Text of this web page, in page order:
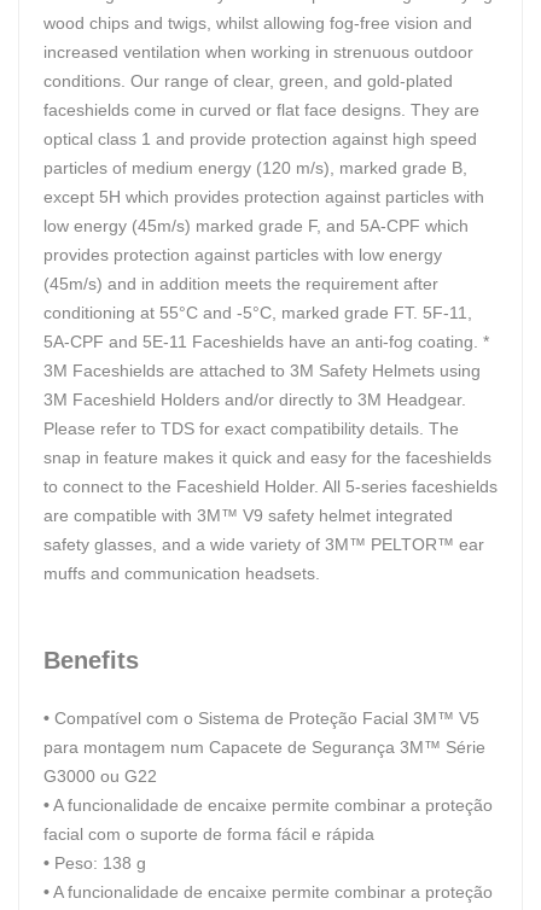
wood chips and twigs, whilst allowing fog-free vision and
increased ventilation when working in strenuous outdoor
conditions. Our range of clear, green, and gold-plated
faceshields come in curved or flat face designs. They are
optical class 1 and provide protection against high speed
particles of medium energy (120 m/s), marked grade B,
except 5H which provides protection against particles with
low energy (45m/s) marked grade F, and 5A-CPF which
provides protection against particles with low energy
(45m/s) and in addition meets the requirement after
conditioning at 55°C and -5°C, marked grade FT. 5F-11,
5A-CPF and 5E-11 Faceshields have an anti-fog coating. *
3M Faceshields are attached to 3M Safety Helmets using
3M Faceshield Holders and/or directly to 3M Headgear.
Please refer to TDS for exact compatibility details. The
snap in feature makes it quick and easy for the faceshields
to connect to the Faceshield Holder. All 5-series faceshields
are compatible with 3M™ V9 safety helmet integrated
safety glasses, and a wide variety of 3M™ PELTOR™ ear
muffs and communication headsets.
Benefits
• Compatível com o Sistema de Proteção Facial 3M™ V5
para montagem num Capacete de Segurança 3M™ Série
G3000 ou G22
•A funcionalidade de encaixe permite combinar a proteção
facial com o suporte de forma fácil e rápida
• Peso: 138 g
•A funcionalidade de encaixe permite combinar a proteção